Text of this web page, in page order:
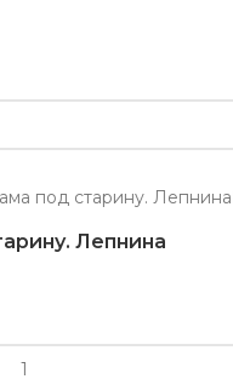
под старину. Лепнина
Лепнина